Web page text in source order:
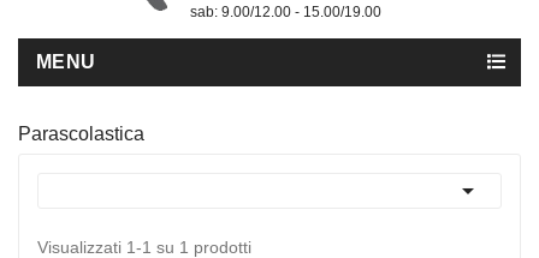
sab: 9.00/12.00 - 15.00/19.00
MENU
Parascolastica

Visualizzati 1-1 su 1 prodotti